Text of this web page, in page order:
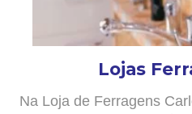
Lojas
Na Loja de Ferragens